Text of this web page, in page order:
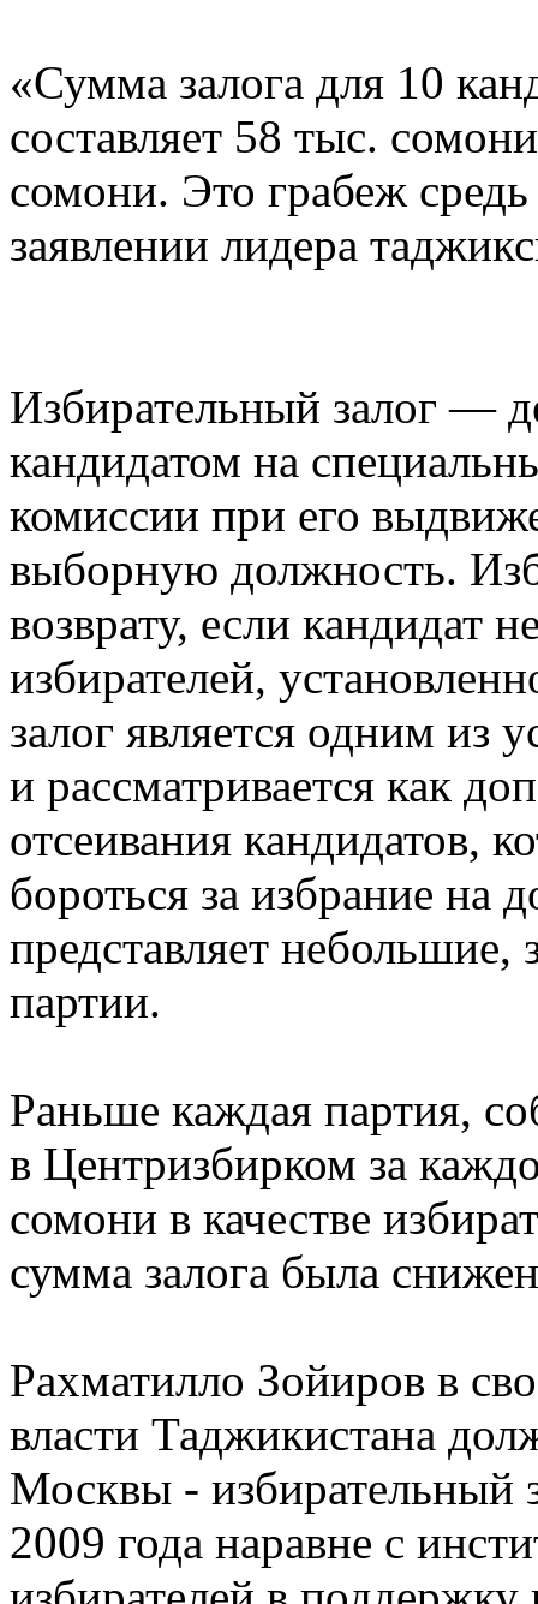
«Сумма залога для 10
составляет 58 тыс.
сомони. Это грабеж
заявлении лидера
Избирательный залог —
кандидатом на
комиссии при его
выборную должность.
возврату, если кандидат
избирателей,
залог является одним из
и рассматривается как
отсеивания кандидатов,
бороться за избрание на
представляет небольшие,
партии.
Раньше каждая партия,
в Центризбирком за
сомони в качестве
сумма залога была
Рахматилло Зойиров в
власти Таджикистана
Москвы - избирательный
2009 года наравне с